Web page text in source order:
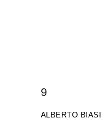
9
ALBERTO BIASI